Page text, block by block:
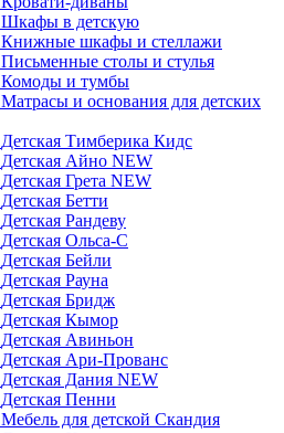
Шкафы в детскую
Книжные шкафы и стеллажи
Письменные столы и стулья
Комоды и тумбы
Матрасы и основания для детских
Детская Тимберика Кидс
Детская Айно NEW
Детская Грета NEW
Детская Бетти
Детская Рандеву
Детская Ольса-С
Детская Бейли
Детская Рауна
Детская Бридж
Детская Кымор
Детская Авиньон
Детская Ари-Прованс
Детская Дания NEW
Детская Пенни
Мебель для детской Скандия